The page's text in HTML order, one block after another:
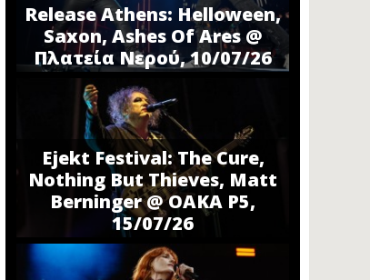
Release Athens: Helloween,
Saxon, Ashes Of Ares @
Πλατεία Νερού, 10/07/26
Ejekt Festival: The Cure,
Nothing But Thieves, Matt
Berninger @ ΟΑΚΑ P5,
15/07/26